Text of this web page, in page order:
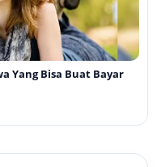
Yang Bisa Buat Bayar